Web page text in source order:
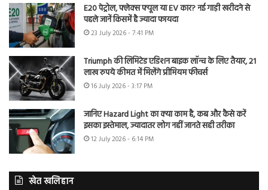
E20 पेट्रोल, फ्लेक्स फ्यूल या EV कार? नई गाड़ी खरीदने से
पहले जानें किसमें है ज्यादा फायदा
23 July 2026 - 7:41 PM
Triumph की लिमिटेड एडिशन बाइक लॉन्च के लिए तैयार, 21
लाख रुपये कीमत में मिलेंगे प्रीमियम फीचर्स
16 July 2026 - 3:17 PM
जानिए Hazard Light का क्या काम है, कब और कैसे करें
इसका इस्तेमाल, ज्यादातर लोग नहीं जानते सही तरीका
12 July 2026 - 6:14 PM
खेत खलिहान